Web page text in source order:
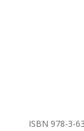
ISBN 978-3-